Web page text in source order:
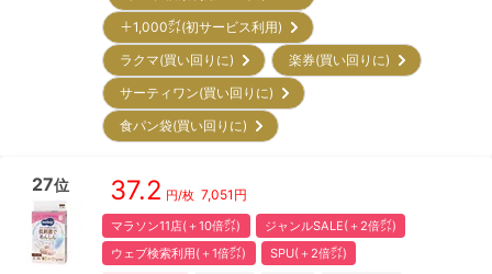
＋1,000㌽(初サービス利用)
ラクマ(買い回りに)
楽券(買い回りに)
サーティワン(買い回りに)
食パン袋(買い回りに)
27位 37.2 円/枚 7,051 円
マラソン11店(＋10倍㌽)
ジャンルSALE(＋2倍㌽)
ウェブ検索利用(＋1倍㌽)
SPU(＋2倍㌽)